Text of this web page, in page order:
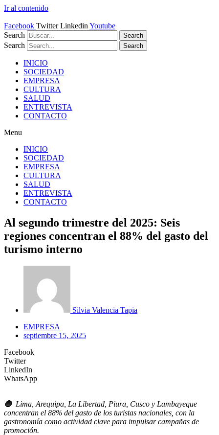
Ir al contenido
Facebook Twitter Linkedin Youtube
Search
Search
Search Search
INICIO
SOCIEDAD
EMPRESA
CULTURA
SALUD
ENTREVISTA
CONTACTO
Menu
INICIO
SOCIEDAD
EMPRESA
CULTURA
SALUD
ENTREVISTA
CONTACTO
Al segundo trimestre del 2025: Seis
regiones concentran el 88% del gasto del
turismo interno
Silvia Valencia Tapia
EMPRESA
septiembre 15, 2025
Facebook
Twitter
LinkedIn
WhatsApp
🔵Lima, Arequipa, La Libertad, Piura, Cusco y Lambayeque
concentran el 88% del gasto de los turistas nacionales, con la
gastronomía como actividad clave para impulsar campañas de
promoción.